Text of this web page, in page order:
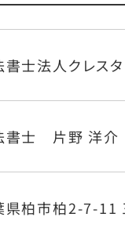
書士法人クレスタ
書士 片野 洋介
県柏市柏2-7-11